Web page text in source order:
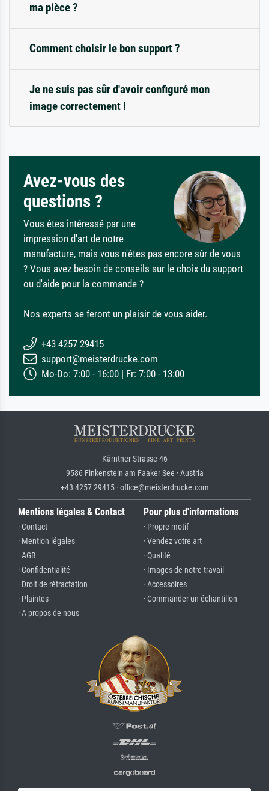
ma pièce ?
Comment choisir le bon support ?
Je ne suis pas sûr d'avoir configuré mon
image correctement !
Avez-vous des
questions ?
Vous êtes intéressé par une
impression d'art de notre
manufacture, mais vous n'êtes pas encore sûr de vous
? Vous avez besoin de conseils sur le choix du support
ou d'aide pour la commande ?
Nos experts se feront un plaisir de vous aider.
+43 4257 29415
support@meisterdrucke.com
Mo-Do: 7:00 - 16:00 | Fr: 7:00 - 13:00
Kärntner Strasse 46
9586 Finkenstein am Faaker See · Austria
+43 4257 29415 · office@meisterdrucke.com
Mentions légales & Contact
· Contact
· Mention légales
· AGB
· Confidentialité
· Droit de rétractation
· Plaintes
· A propos de nous
Pour plus d'informations
· Propre motif
· Vendez votre art
· Qualité
· Images de notre travail
· Accessoires
· Commander un échantillon